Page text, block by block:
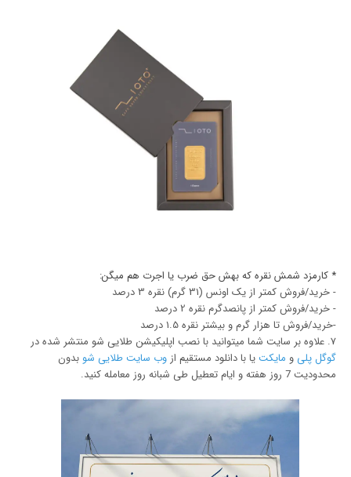
* کارمزد شمش نقره که بهش حق ضرب یا اجرت هم میگن:
- خرید/فروش کمتر از یک اونس (31 گرم) نقره 3 درصد
- خرید/فروش کمتر از پانصدگرم نقره 2 درصد
-خرید/فروش تا هزار گرم و بیشتر نقره 1.5 درصد
7. علاوه بر سایت شما میتوانید با نصب اپلیکیشن طلایی شو منتشر شده در
گوگل پلیو مایکتیا با دانلود مستقیم از وب سایت طلایی شو بدون
محدودیت 7 روز هفته و ایام تعطیل طی شبانه روز معامله کنید.